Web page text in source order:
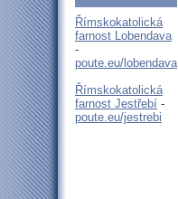
Římskokatolická
farnost Lobendava
-
poute.eu/lobendava
Římskokatolická
farnost Jestřebí -
poute.eu/jestrebi